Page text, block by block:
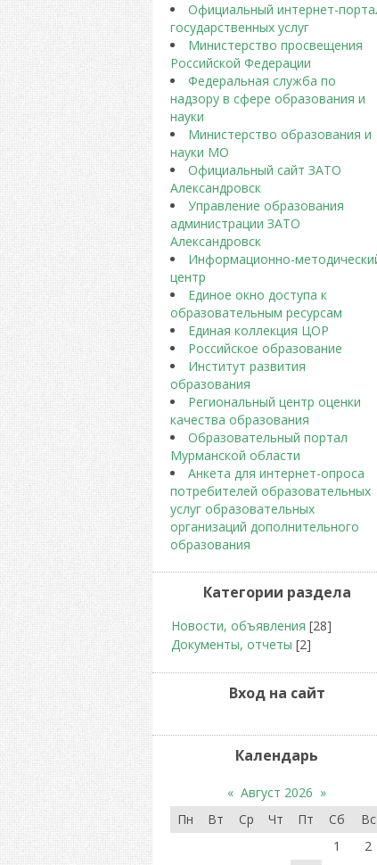
Официальный интернет-
государственных услуг
Министерство просвещения
Российской Федерации
Федеральная служба по
надзору в сфере образования и
науки
Министерство образования и
науки МО
Официальный сайт ЗАТО
Александровск
Управление образования
администрации ЗАТО
Александровск
Информационно-
центр
Единое окно доступа к
образовательным ресурсам
Единая коллекция ЦОР
Российское образование
Институт развития
образования
Региональный центр оценки
качества образования
Образовательный портал
Мурманской области
Анкета для интернет-опроса
потребителей образовательных
услуг образовательных
организаций дополнительного
образования
Категории раздела
Новости, объявления [28]
Документы, отчеты [2]
Вход на сайт
Календарь
« Август 2026 »
Пн
Вт Ср Чт Пт Сб
Вс
1
2